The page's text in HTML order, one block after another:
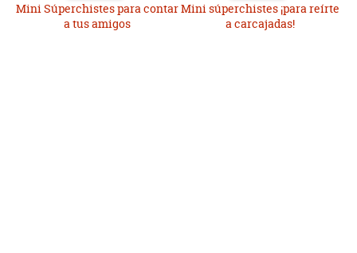
Mini Súperchistes para contar
a tus amigos
Mini súperchistes ¡para reírte
a carcajadas!